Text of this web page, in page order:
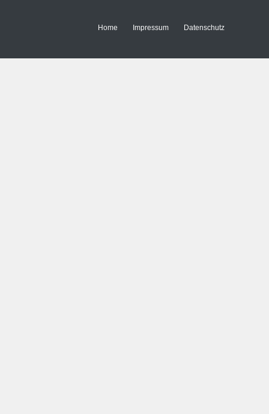
Home Impressum Datenschutz